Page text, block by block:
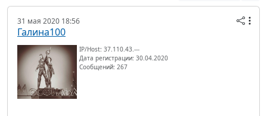
31 мая 2020 18:56
Галина100
IP/Host: 37.110.43.---
Дата регистрации: 30.04.2020
Сообщений: 267